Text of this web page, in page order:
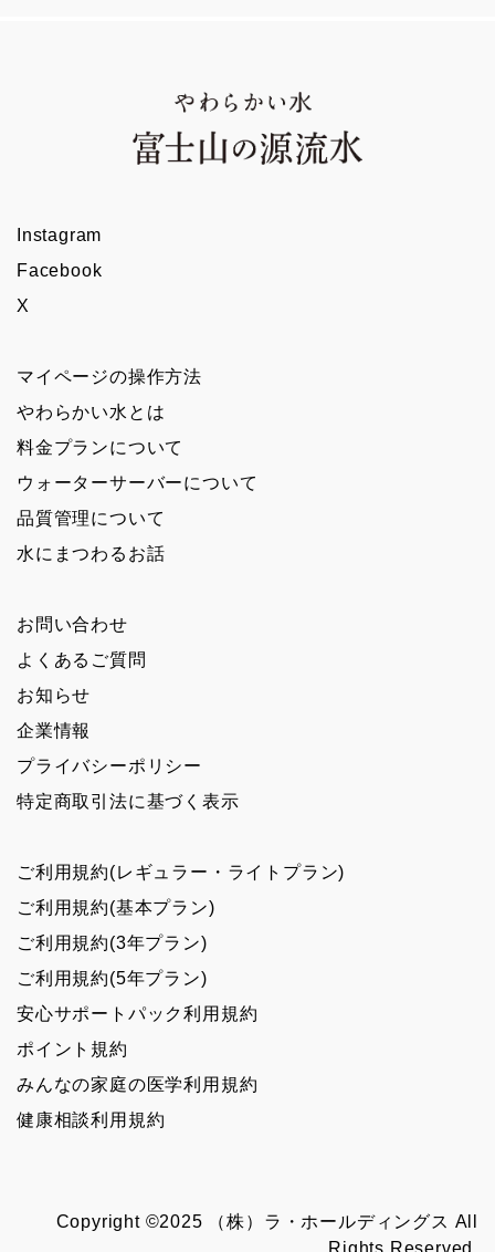
Instagram
Facebook
X
マイページの操作方法
やわらかい水とは
料金プランについて
ウォーターサーバーについて
品質管理について
水にまつわるお話
お問い合わせ
よくあるご質問
お知らせ
企業情報
プライバシーポリシー
特定商取引法に基づく表示
ご利用規約(レギュラー・ライトプラン)
ご利用規約(基本プラン)
ご利用規約(3年プラン)
ご利用規約(5年プラン)
安心サポートパック利用規約
ポイント規約
みんなの家庭の医学利用規約
健康相談利用規約
Copyright ©2025 （株）ラ・ホールディングス All
Rights Reserved.